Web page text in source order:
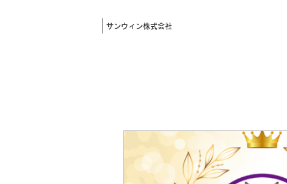
サンウィン株式会社